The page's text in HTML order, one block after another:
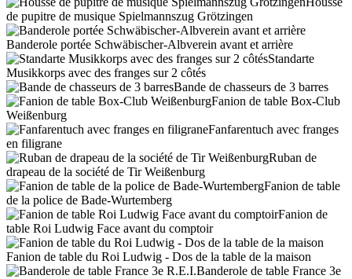
de pupitre de musique Spielmannszug Grötzingen
Banderole portée Schwäbischer-Albverein avant et arrière
Standarte
Musikkorps avec des franges sur 2 côtés
Bande de chasseurs de 3 barres
Fanion de table Box-Club
Weißenburg
Fanfarentuch avec franges
en filigrane
Ruban de
drapeau de la société de Tir Weißenburg
Fanion de table
de la police de Bade-Wurtemberg
Fanion de
table Roi Ludwig Face avant du comptoir
Fanion de table du Roi Ludwig - Dos de la table de la maison
Banderole de table France 3e